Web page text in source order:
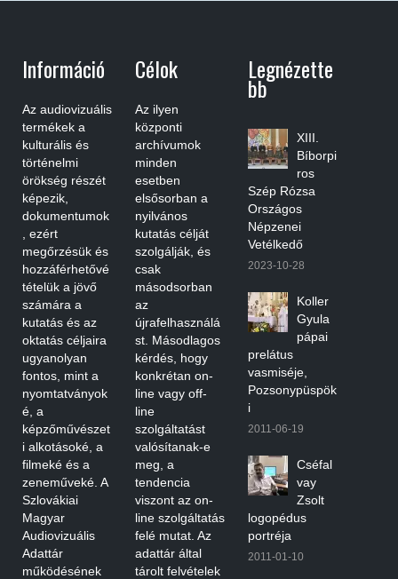
Információ
Az audiovizuális
termékek a
kulturális és
történelmi
örökség részét
képezik,
dokumentumok
, ezért
megőrzésük és
hozzáférhetővé
tételük a jövő
számára a
kutatás és az
oktatás céljaira
ugyanolyan
fontos, mint a
nyomtatványok
é, a
képzőművészet
i alkotásoké, a
filmeké és a
zeneműveké. A
Szlovákiai
Magyar
Audiovizuális
Adattár
működésének
Célok
Az ilyen
központi
archívumok
minden
esetben
elsősorban a
nyilvános
kutatás célját
szolgálják, és
csak
másodsorban
az
újrafelhasználá
st. Másodlagos
kérdés, hogy
konkrétan on-
line vagy off-
line
szolgáltatást
valósítanak-e
meg, a
tendencia
viszont az on-
line szolgáltatás
felé mutat. Az
adattár által
tárolt felvételek
Legnézette
Bb
XIII.
Bíborpi
ros
Szép Rózsa
Országos
Népzenei
Vetélkedő
2023-10-28
Koller
Gyula
pápai
prelátus
vasmiséje,
Pozsonypüspök
i
2011-06-19
Cséfal
vay
Zsolt
logopédus
portréja
2011-01-10